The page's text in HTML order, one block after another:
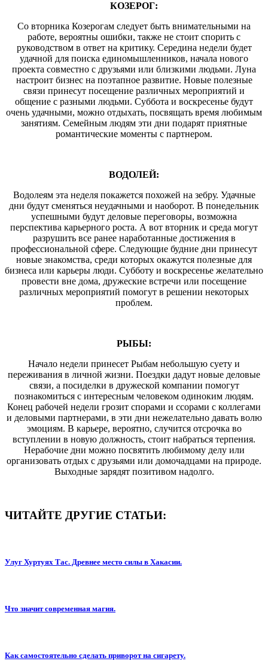
КОЗЕРОГ:
Со вторника Козерогам следует быть внимательными на
работе, вероятны ошибки, также не стоит спорить с
руководством в ответ на критику. Середина недели будет
удачной для поиска единомышленников, начала нового
проекта совместно с друзьями или близкими людьми. Луна
настроит бизнес на поэтапное развитие. Новые полезные
связи принесут посещение различных мероприятий и
общение с разными людьми. Суббота и воскресенье будут
очень удачными, можно отдыхать, посвящать время любимым
занятиям. Семейным людям эти дни подарят приятные
романтические моменты с партнером.
ВОДОЛЕЙ:
Водолеям эта неделя покажется похожей на зебру. Удачные
дни будут сменяться неудачными и наоборот. В понедельник
успешными будут деловые переговоры, возможна
перспектива карьерного роста. А вот вторник и среда могут
разрушить все ранее наработанные достижения в
профессиональной сфере. Следующие будние дни принесут
новые знакомства, среди которых окажутся полезные для
бизнеса или карьеры люди. Субботу и воскресенье желательно
провести вне дома, дружеские встречи или посещение
различных мероприятий помогут в решении некоторых
проблем.
РЫБЫ:
Начало недели принесет Рыбам небольшую суету и
переживания в личной жизни. Поездки дадут новые деловые
связи, а посиделки в дружеской компании помогут
познакомиться с интересным человеком одиноким людям.
Конец рабочей недели грозит спорами и ссорами с коллегами
и деловыми партнерами, в эти дни нежелательно давать волю
эмоциям. В карьере, вероятно, случится отсрочка во
вступлении в новую должность, стоит набраться терпения.
Нерабочие дни можно посвятить любимому делу или
организовать отдых с друзьями или домочадцами на природе.
Выходные зарядят позитивом надолго.
ЧИТАЙТЕ ДРУГИЕ СТАТЬИ:
Улуг Хуртуях Тас. Древнее место силы в Хакасии.
Что значит современная магия.
Как самостоятельно сделать приворот на сигарету.